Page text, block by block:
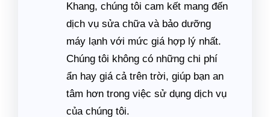
Khang, chúng tôi cam kết mang đến
dịch vụ sửa chữa và bảo dưỡng
máy lạnh với mức giá hợp lý nhất.
Chúng tôi không có những chi phí
ẩn hay giá cả trên trời, giúp bạn an
tâm hơn trong việc sử dụng dịch vụ
của chúng tôi.